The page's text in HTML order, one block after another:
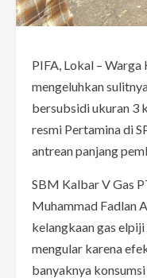
PIFA, Lokal –
mengeluhkan
bersubsidi ukuran 3
resmi Pertamina di
antrean panjang
SBM Kalbar V Gas
Muhammad Fadlan
kelangkaan gas
mengular karena
banyaknya